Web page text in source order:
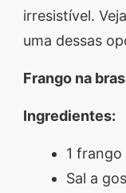
irresistível.
uma dessas
Frango na
Ingredientes:
1
Sal a